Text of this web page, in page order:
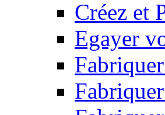
Créez et
Egayer